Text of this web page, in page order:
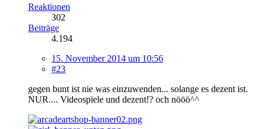
Reaktionen
302
Beiträge
4.194
15. November 2014 um 10:56
#23
gegen bunt ist nie was einzuwenden... solange es dezent ist.
NUR.... Videospiele und dezent!? och nööö^^